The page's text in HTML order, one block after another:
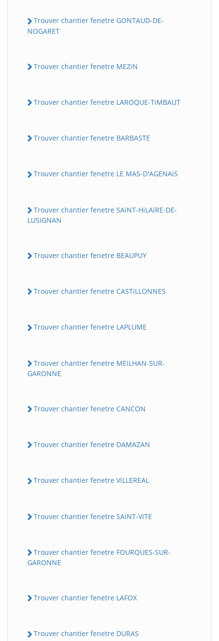
Trouver chantier fenetre GONTAUD-DE-
NOGARET
Trouver chantier fenetre MEZiN
Trouver chantier fenetre LAROQUE-TiMBAUT
Trouver chantier fenetre BARBASTE
Trouver chantier fenetre LE MAS-D'AGENAiS
Trouver chantier fenetre SAiNT-HiLAiRE-DE-
LUSiGNAN
Trouver chantier fenetre BEAUPUY
Trouver chantier fenetre CASTiLLONNES
Trouver chantier fenetre LAPLUME
Trouver chantier fenetre MEiLHAN-SUR-
GARONNE
Trouver chantier fenetre CANCON
Trouver chantier fenetre DAMAZAN
Trouver chantier fenetre ViLLEREAL
Trouver chantier fenetre SAiNT-ViTE
Trouver chantier fenetre FOURQUES-SUR-
GARONNE
Trouver chantier fenetre LAFOX
Trouver chantier fenetre DURAS